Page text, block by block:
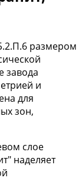
размером
завода
и
для
зон,
слое
наделяет